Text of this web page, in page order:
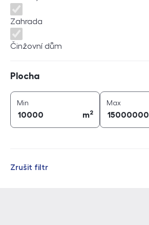
Zahrada
Činžovní dům
Plocha
Min
m2
Maxplocha (
Zrušit filtr